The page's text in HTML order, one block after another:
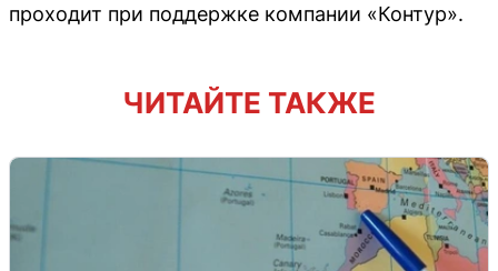
проходит при поддержке компании «Контур».
ЧИТАЙТЕ ТАКЖЕ